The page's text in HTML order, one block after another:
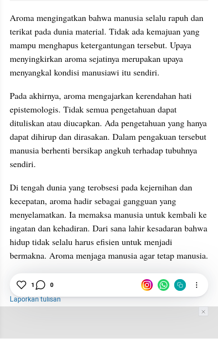
Aroma mengingatkan bahwa manusia selalu rapuh dan
terikat pada dunia material. Tidak ada kemajuan yang
mampu menghapus ketergantungan tersebut. Upaya
menyingkirkan aroma sejatinya merupakan upaya
menyangkal kondisi manusiawi itu sendiri.
Pada akhirnya, aroma mengajarkan kerendahan hati
epistemologis. Tidak semua pengetahuan dapat
dituliskan atau diucapkan. Ada pengetahuan yang hanya
dapat dihirup dan dirasakan. Dalam pengakuan tersebut
manusia berhenti bersikap angkuh terhadap tubuhnya
sendiri.
Di tengah dunia yang terobsesi pada kejernihan dan
kecepatan, aroma hadir sebagai gangguan yang
menyelamatkan. Ia memaksa manusia untuk kembali ke
ingatan dan kehadiran. Dari sana lahir kesadaran bahwa
hidup tidak selalu harus efisien untuk menjadi
bermakna. Aroma menjaga manusia agar tetap manusia.
Aroma
Laporkan tulisan
1 0